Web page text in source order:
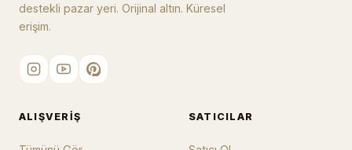
destekli pazar yeri. Orijinal altın. Küresel
erişim.
ALIŞVERIŞ SATICILAR